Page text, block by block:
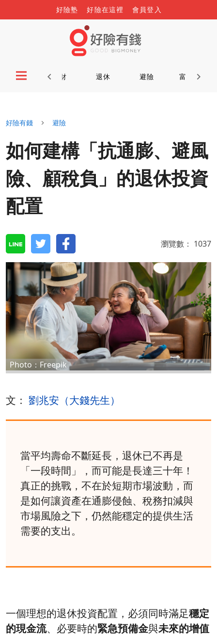
好險塾 好險在這裡 會員登入
投資 理財 退休 避險 富又康
好險有錢 避險
如何建構「抗通膨、避風
險、顧稅負」的退休投資
配置
瀏覽數： 1037
Photo：Freepik
文： 劉兆安（大錢先生）
當平均壽命不斷延長，退休已不再是
「一段時間」，而可能是長達三十年！
真正的挑戰，不在於短期市場波動，而
是如何讓資產在通膨侵蝕、稅務扣減與
市場風險之下，仍然能穩定的提供生活
需要的支出。
一個理想的退休投資配置，必須同時滿足穩定
的現金流、必要時的緊急預備金與未來的增值